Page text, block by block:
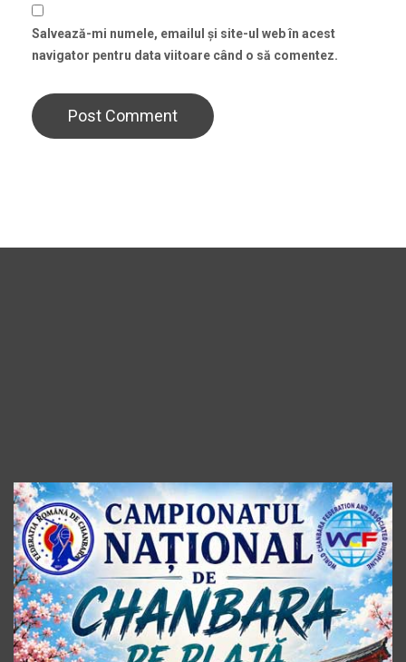
Salvează-mi numele, emailul și site-ul web în acest
navigator pentru data viitoare când o să comentez.